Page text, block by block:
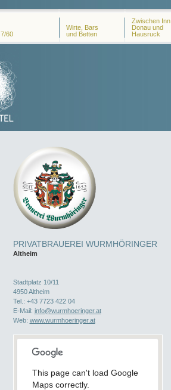
7/60
Wirte, Bars
und Betten
Zwischen Inn,
Donau und
Hausruck
PRIVATBRAUEREI WURMHÖRINGER
Altheim
Stadtplatz 10/11
4950 Altheim
Tel.: +43 7723 422 04
E-Mail: info@wurmhoeringer.at
Web: www.wurmhoeringer.at
This page can't load Google
Maps correctly.